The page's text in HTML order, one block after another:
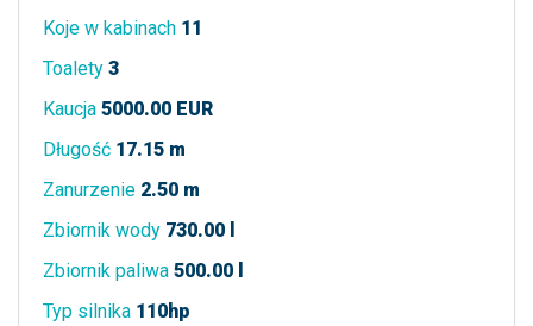
Koje w kabinach 11
Toalety 3
Kaucja 5000.00 EUR
Długość 17.15 m
Zanurzenie 2.50 m
Zbiornik wody 730.00 l
Zbiornik paliwa 500.00 l
Typ silnika 110hp